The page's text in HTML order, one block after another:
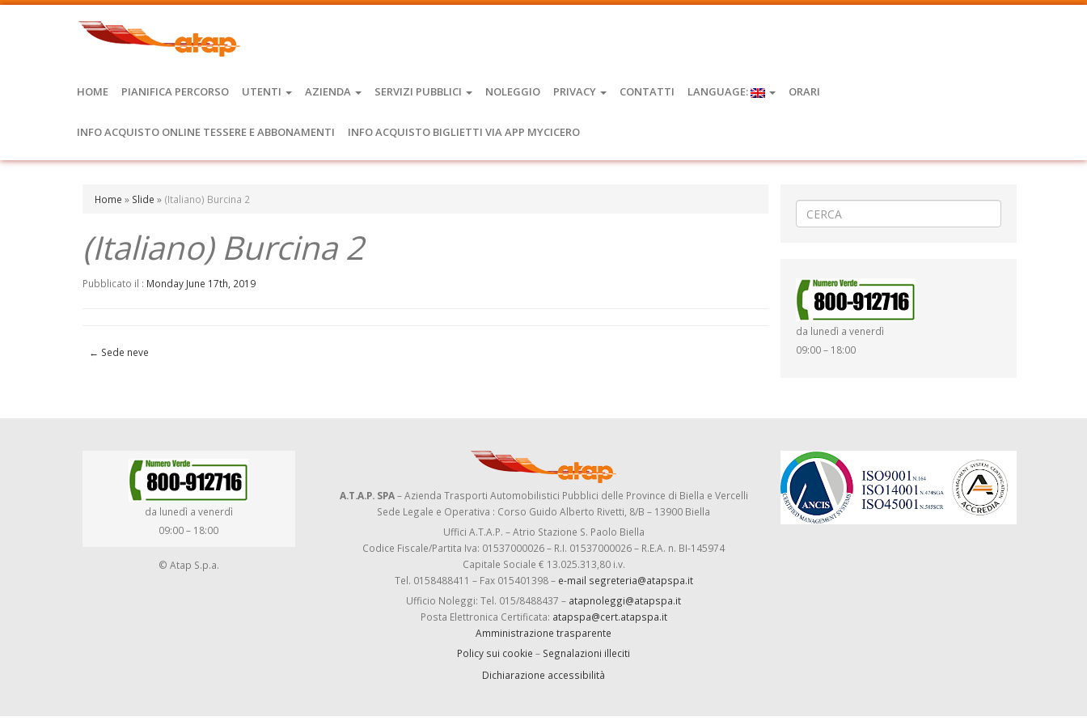
HOME PIANIFICA PERCORSO UTENTI AZIENDA SERVIZI PUBBLICI NOLEGGIO PRIVACY CONTATTI LANGUAGE: ORARI
INFO ACQUISTO ONLINE TESSERE E ABBONAMENTI INFO ACQUISTO BIGLIETTI VIA APP MYCICERO
Home » Slide » (Italiano) Burcina 2
(Italiano) Burcina 2
Pubblicato il : Monday June 17th, 2019
← Sede neve
da lunedì a venerdì
09:00 – 18:00
da lunedì a venerdì
09:00 – 18:00
© Atap S.p.a.
A.T.A.P. SPA– Azienda Trasporti Automobilistici Pubblici delle Province di Biella e Vercelli
Sede Legale e Operativa : Corso Guido Alberto Rivetti, 8/B – 13900 Biella
Uffici A.T.A.P. – Atrio Stazione S. Paolo Biella
Codice Fiscale/Partita Iva: 01537000026 – R.I. 01537000026 – R.E.A. n. BI-145974
Capitale Sociale € 13.025.313,80 i.v.
Tel. 0158488411 – Fax 015401398 – e-mail segreteria@atapspa.it
Ufficio Noleggi: Tel. 015/8488437 – atapnoleggi@atapspa.it
Posta Elettronica Certificata: atapspa@cert.atapspa.it
Amministrazione trasparente
Policy sui cookie – Segnalazioni illeciti
Dichiarazione accessibilità